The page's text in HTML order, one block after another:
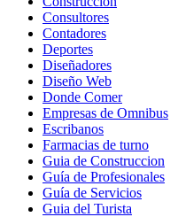
Consultores
Contadores
Deportes
Diseñadores
Diseño Web
Donde Comer
Empresas de Omnibus
Escribanos
Farmacias de turno
Guia de Construccion
Guía de Profesionales
Guía de Servicios
Guia del Turista